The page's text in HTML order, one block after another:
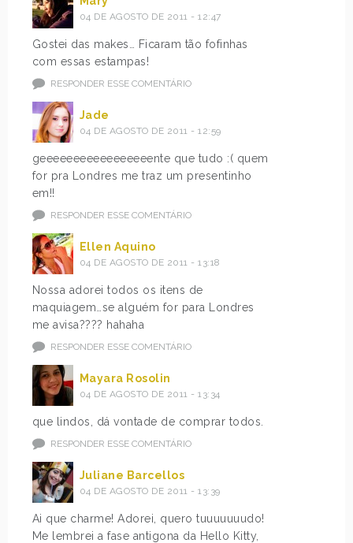
04 DE AGOSTO DE 2011 - 12:47
Gostei das makes… Ficaram tão fofinhas
com essas estampas!
RESPONDER ESSE COMENTÁRIO
Jade
04 DE AGOSTO DE 2011 - 12:59
geeeeeeeeeeeeeeeeente que tudo :( quem
for pra Londres me traz um presentinho
em!!
RESPONDER ESSE COMENTÁRIO
Ellen Aquino
04 DE AGOSTO DE 2011 - 13:18
Nossa adorei todos os itens de
maquiagem…se alguém for para Londres
me avisa???? hahaha
RESPONDER ESSE COMENTÁRIO
Mayara Rosolin
04 DE AGOSTO DE 2011 - 13:34
que lindos, dá vontade de comprar todos.
RESPONDER ESSE COMENTÁRIO
Juliane Barcellos
04 DE AGOSTO DE 2011 - 13:39
Ai que charme! Adorei, quero tuuuuuuudo!
Me lembrei a fase antigona da Hello Kitty,